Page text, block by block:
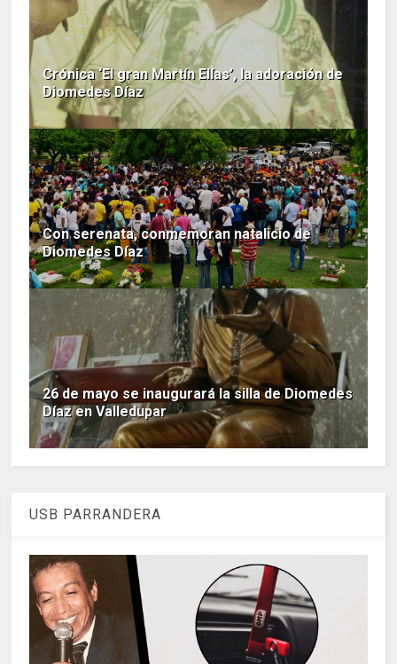
Crónica ‘El gran Martín Elías’, la adoración de
Diomedes Díaz
Con serenata, conmemoran natalicio de
Diomedes Díaz
26 de mayo se inaugurará la silla de Diomedes
Díaz en Valledupar
USB PARRANDERA